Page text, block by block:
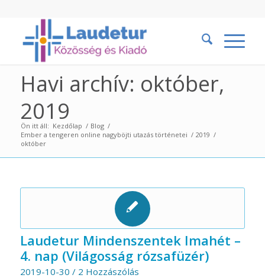
Havi archív: október,
2019
Ön itt áll: Kezdőlap / Blog /
Ember a tengeren online nagyböjti utazás történetei / 2019 /
október
Laudetur Mindenszentek Imahét –
4. nap (Világosság rózsafüzér)
2019-10-30 / 2 Hozzászólás